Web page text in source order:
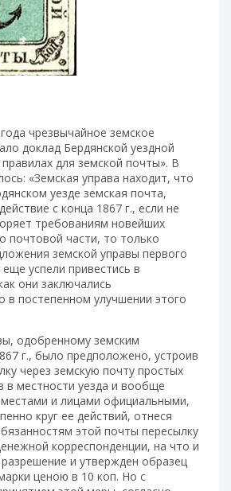
чрезвычайное земское
доклад Бердянской уездной
для земской почты». В
«Земская управа находит, что
уезде земская почта,
с конца 1867 г., если не
требованиям новейших
почтовой части, то только
земской управы первого
успели привестись в
они заключались
в постепенном улучшении этого
одобренному земским
г., было предположено, устроив
через земскую почту простых
в местности уезда и вообще
и лицами официальными,
круг ее действий, отнеся
этой почты пересылку
корреспонденции, на что и
и утвержден образец
ценою в 10 коп. Но с